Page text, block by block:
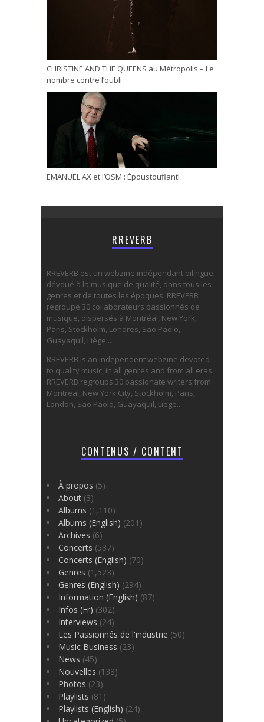
CHRISTINE AND THE QUEENS au Métropolis – Le
nombre contre l’oubli
EMANUEL AX et l’OSM : Époustouflant!
RREVERB
RREVERB est un webzine indépendant bilingue
dévoué à la musique de qualité, dans tous les
genres et de toutes les époques. RREVERB
regroupe 30 collaborateurs passionnés de
musique, dispersés à Montréal, New York,
Paris, Stockholm, Londres, Sao Paolo,
Guayaquil, Liège...
RREVERB is an independent webzine devoted
to quality music, in all genres and from all eras.
RREVERB regroups 30 passionate writers from
Montreal, New York City, Stockholm, Paris,
London, Sao Paolo, Guayaquil, Liege...
CONTENUS / CONTENT
À propos (5)
About (3)
Albums (1,110)
Albums (English) (201)
Archives (6)
Concerts (537)
Concerts (English) (70)
Genres (1,523)
Genres (English) (294)
Information (English) (87)
Infos (Fr) (302)
Interviews (24)
Les Passionnés de l'industrie (50)
Music Business (23)
News (45)
Nouvelles (138)
Photos (23)
Playlists (81)
Playlists (English) (24)